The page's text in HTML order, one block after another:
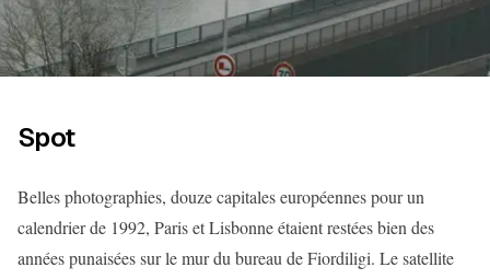
Spot
Belles photographies, douze capitales européennes pour un
calendrier de 1992, Paris et Lisbonne étaient restées bien des
années punaisées sur le mur du bureau de Fiordiligi. Le satellite